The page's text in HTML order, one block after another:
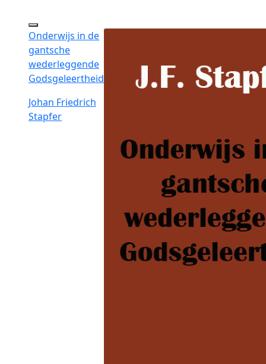
Onderwijs in de
gantsche
wederleggende
Godsgeleertheid
Johan Friedrich
Stapfer